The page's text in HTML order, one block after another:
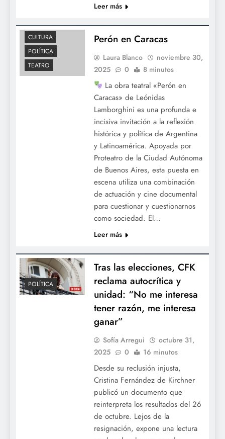
Leer más
CULTURA
POLÍTICA
TEATRO
Perón en Caracas
Laura Blanco
noviembre 30,
2025
0 8 minutos
La obra teatral «Perón en
Caracas» de Leónidas
Lamborghini es una profunda e
incisiva invitación a la reflexión
histórica y política de Argentina
y Latinoamérica. Apoyada por
Proteatro de la Ciudad Autónoma
de Buenos Aires, esta puesta en
escena utiliza una combinación
de actuación y cine documental
para cuestionar y cuestionarnos
como sociedad. El…
Leer más
POLÍTICA
Tras las elecciones, CFK
reclama autocrítica y
unidad: “No me interesa
tener razón, me interesa
ganar”
Sofía Arregui
octubre 31,
2025
0 16 minutos
Desde su reclusión injusta,
Cristina Fernández de Kirchner
publicó un documento que
reinterpreta los resultados del 26
de octubre. Lejos de la
resignación, expone una lectura